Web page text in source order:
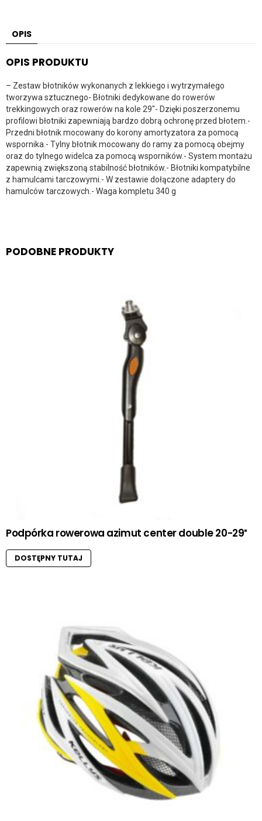
OPIS
OPIS PRODUKTU
– Zestaw błotników wykonanych z lekkiego i wytrzymałego
tworzywa sztucznego- Błotniki dedykowane do rowerów
trekkingowych oraz rowerów na kole 29″- Dzięki poszerzonemu
profilowi błotniki zapewniają bardzo dobrą ochronę przed błotem.-
Przedni błotnik mocowany do korony amortyzatora za pomocą
wspornika.- Tylny błotnik mocowany do ramy za pomocą obejmy
oraz do tylnego widelca za pomocą wsporników.- System montażu
zapewnią zwiększoną stabilność błotników.- Błotniki kompatybilne
z hamulcami tarczowymi.- W zestawie dołączone adaptery do
hamulców tarczowych.- Waga kompletu 340 g
PODOBNE PRODUKTY
Podpórka rowerowa azimut center double 20-29″
DOSTĘPNY TUTAJ